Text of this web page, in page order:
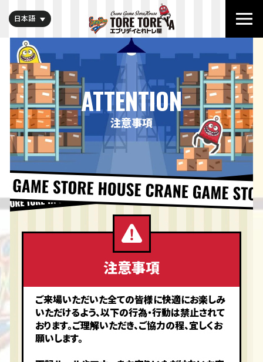
日本語
ATTENTION
注意事項
注意事項
ご来場いただいた全ての皆様に快適にお楽しみ
いただけるよう、以下の行為・行動は禁止されて
おります。ご理解いただき、ご協力の程、宜しくお
願いします。